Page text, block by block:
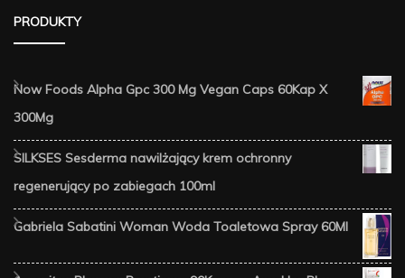
PRODUKTY
Now Foods Alpha Gpc 300 Mg Vegan Caps 60Kap X
300Mg
SILKSES Sesderma nawilżający krem ochronny
regenerujący po zabiegach 100ml
Gabriela Sabatini Woman Woda Toaletowa Spray 60Ml